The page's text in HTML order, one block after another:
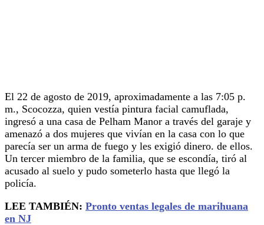
El 22 de agosto de 2019, aproximadamente a las 7:05 p.
m., Scocozza, quien vestía pintura facial camuflada,
ingresó a una casa de Pelham Manor a través del garaje y
amenazó a dos mujeres que vivían en la casa con lo que
parecía ser un arma de fuego y les exigió dinero. de ellos.
Un tercer miembro de la familia, que se escondía, tiró al
acusado al suelo y pudo someterlo hasta que llegó la
policía.
LEE TAMBIÉN: Pronto ventas legales de marihuana
en NJ